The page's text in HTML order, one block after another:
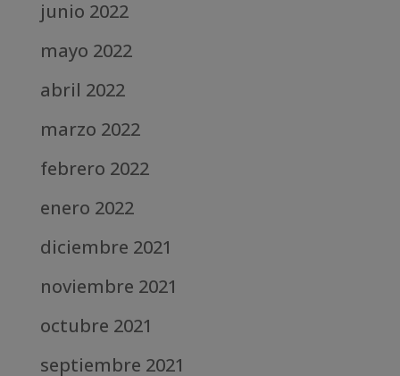
junio 2022
mayo 2022
abril 2022
marzo 2022
febrero 2022
enero 2022
diciembre 2021
noviembre 2021
octubre 2021
septiembre 2021